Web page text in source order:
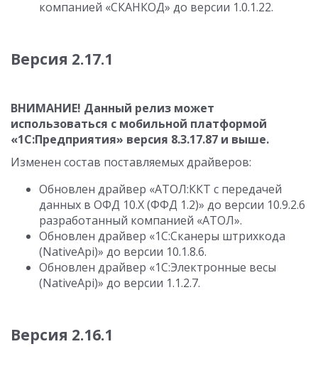
компанией «СКАНКОД» до версии 1.0.1.22.
Версия 2.17.1
ВНИМАНИЕ! Данный релиз может
использоваться с мобильной платформой
«1С:Предприятия» версия 8.3.17.87 и выше.
Изменен состав поставляемых драйверов:
Обновлен драйвер «АТОЛ:ККТ с передачей
данных в ОФД 10.Х (ФФД 1.2)» до версии 10.9.2.6
разработанный компанией «АТОЛ».
Обновлен драйвер «1С:Сканеры штрихкода
(NativeApi)» до версии 10.1.8.6.
Обновлен драйвер «1С:Электронные весы
(NativeApi)» до версии 1.1.2.7.
Версия 2.16.1